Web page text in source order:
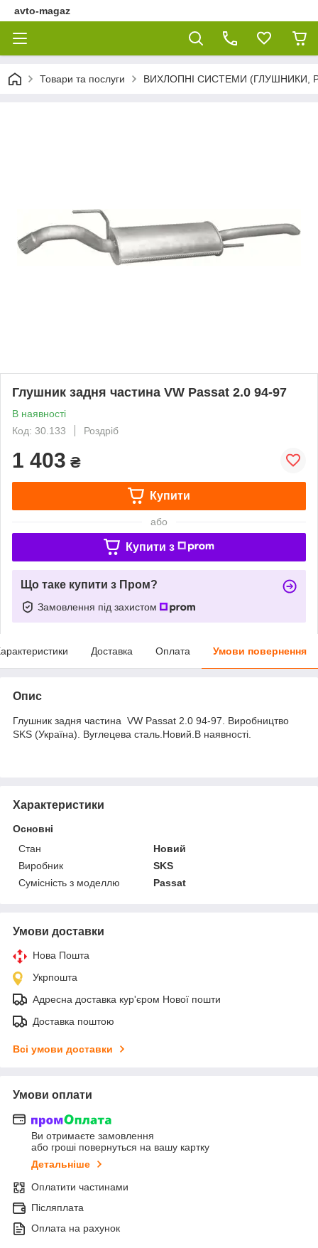
avto-magaz
Товари та послуги ВИХЛОПНІ СИСТЕМИ (ГЛУШНИКИ,
Глушник задня частина VW Passat 2.0 94-97
В наявності
Код: 30.133
Роздріб
1 403 ₴
Купити
або
Купити з
Що таке купити з Пром?
Замовлення під захистом
Доставка Оплата Умови повернення
Опис
Глушник задня частина VW Passat 2.0 94-97. Виробництво
SKS (Україна). Вуглецева сталь.Новий.В наявності.
Характеристики
Основні
Стан
Новий
Виробник
SKS
Сумісність з моделлю
Passat
Умови доставки
Нова Пошта
Укрпошта
Адресна доставка кур'єром Нової пошти
Доставка поштою
Всі умови доставки
Умови оплати
Ви отримаєте замовлення
або гроші повернуться на вашу картку
Детальніше
Оплатити частинами
Післяплата
Оплата на рахунок